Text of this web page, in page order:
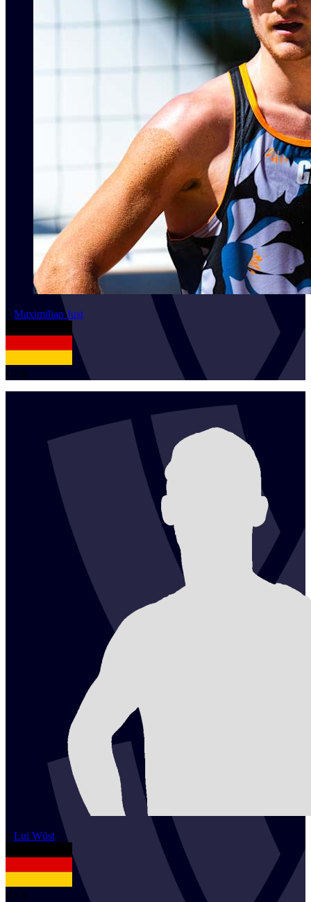
1 Maximilian Just
GER
2 Lui Wüst
GER